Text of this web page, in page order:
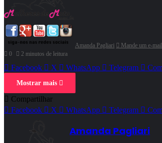
Amanda Pagliari Mande um e-mail
0
2 minutos de leitura
Facebook X WhatsApp Telegram
Mostrar mais
Compartilhar
Facebook
X WhatsApp Telegram
Amanda Pagliari